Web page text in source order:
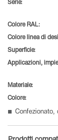
Serie:
Colore RAL:
Colore linea di
Superficie:
Applicazioni,
Materiale:
Colore:
Confezionato,